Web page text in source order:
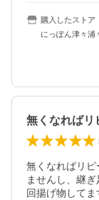
購入したストア
にっぽん津々浦
無くなればリピ
ませんし、継
回揚げ物してま